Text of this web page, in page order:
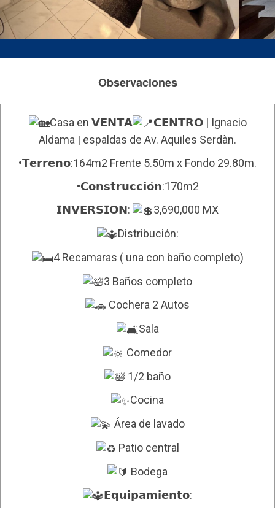
Observaciones
Casa en 𝗩𝗘𝗡𝗧𝗔
𝗖𝗘𝗡𝗧𝗥𝗢 | Ignacio
Aldama | espaldas de Av. Aquiles Serdàn.
•𝗧𝗲𝗿𝗿𝗲𝗻𝗼:164m2 Frente 5.50m x Fondo 29.80m.
•𝗖𝗼𝗻𝘀𝘁𝗿𝘂𝗰𝗰𝗶𝗼́𝗻:170m2
𝗜𝗡𝗩𝗘𝗥𝗦𝗜𝗢𝗡:
3,690,000 MX
Distribución:
4 Recamaras ( una con baño completo)
3 Baños completo
Cochera 2 Autos
Sala
Comedor
1/2 baño
Cocina
Área de lavado
Patio central
Bodega
𝗘𝗾𝘂𝗶𝗽𝗮𝗺𝗶𝗲𝗻𝘁𝗼: